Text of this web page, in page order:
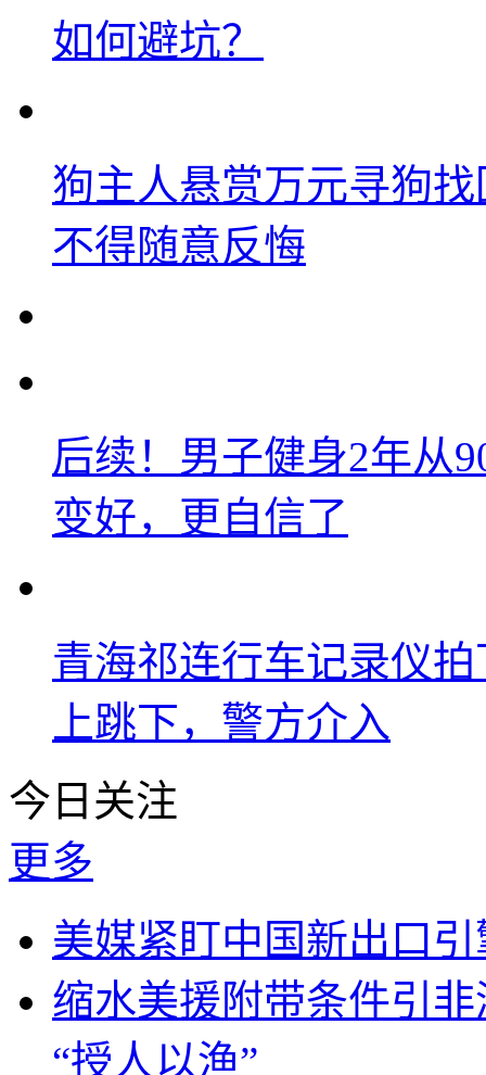
如何避坑？
狗主人悬赏万元寻狗
不得随意反悔
后续！男子健身2年从
变好，更自信了
青海祁连行车记录仪
上跳下，警方介入
今日关注
更多
美媒紧盯中国新出口
缩水美援附带条件引
“授人以渔”